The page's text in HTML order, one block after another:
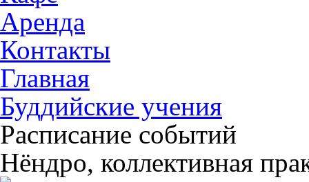
Аренда
Контакты
Главная
Буддийские учения
Расписание событий
Нёндро, коллективная